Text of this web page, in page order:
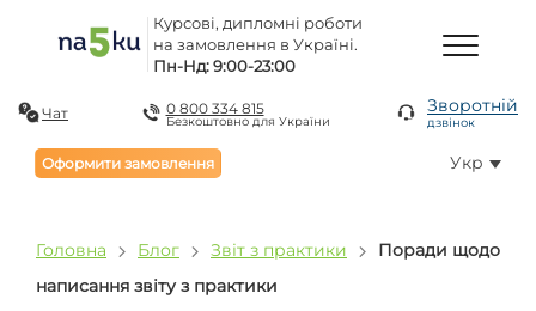
Курсові, дипломні роботи
на замовлення в Україні.
Пн-Нд: 9:00-23:00
Чат 0 800 334 815
Безкоштовно для України
Зворотній
дзвінок
Оформити замовлення Укр
Головна Блог Звіт з практики
Поради щодо
написання звіту з практики